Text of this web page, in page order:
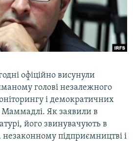
КРИМУ
офіційно висунули
голові незалежного
і демократичних
Маммадлі. Як заявили в
його звинувачують в
незаконному підприємництві і